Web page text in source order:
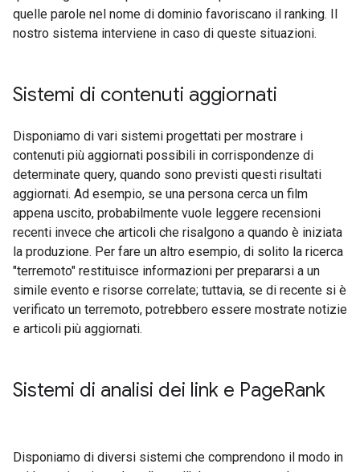
quelle parole nel nome di dominio favoriscano il ranking. Il
nostro sistema interviene in caso di queste situazioni.
Sistemi di contenuti aggiornati
Disponiamo di vari sistemi progettati per mostrare i
contenuti più aggiornati possibili in corrispondenze di
determinate query, quando sono previsti questi risultati
aggiornati. Ad esempio, se una persona cerca un film
appena uscito, probabilmente vuole leggere recensioni
recenti invece che articoli che risalgono a quando è iniziata
la produzione. Per fare un altro esempio, di solito la ricerca
"terremoto" restituisce informazioni per prepararsi a un
simile evento e risorse correlate; tuttavia, se di recente si è
verificato un terremoto, potrebbero essere mostrate notizie
e articoli più aggiornati.
Sistemi di analisi dei link e PageRank
Disponiamo di diversi sistemi che comprendono il modo in